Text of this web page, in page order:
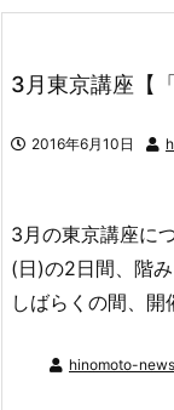
3月東京講座【
2016年6月10日
3月の東京講座に
(日)の2日間、階
しばらくの間、
hinomoto-news